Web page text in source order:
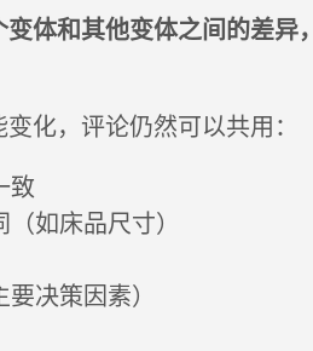
变体和其他变体之间的差异
化，评论仍然可以共用：
致
如床品尺寸）
决策因素）